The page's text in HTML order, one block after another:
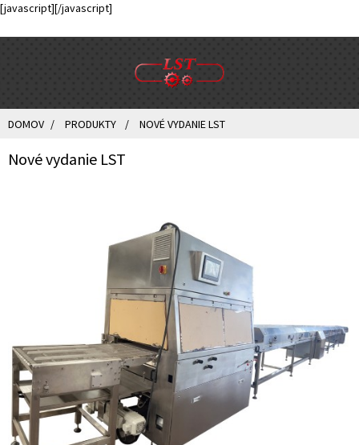
[javascript][/javascript]
DOMOV PRODUKTY NOVÉ VYDANIE LST
Nové vydanie LST